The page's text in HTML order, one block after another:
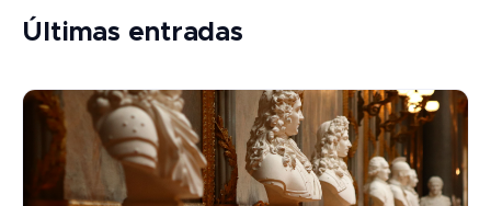
Últimas entradas